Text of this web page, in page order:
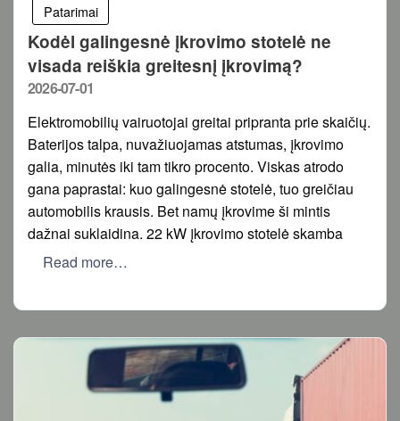
Patarimai
Kodėl galingesnė įkrovimo stotelė ne
visada reiškia greitesnį įkrovimą?
Posted
2026-07-01
Elektromobilių vairuotojai greitai pripranta prie skaičių.
Baterijos talpa, nuvažiuojamas atstumas, įkrovimo
galia, minutės iki tam tikro procento. Viskas atrodo
gana paprastai: kuo galingesnė stotelė, tuo greičiau
automobilis krausis. Bet namų įkrovime ši mintis
dažnai suklaidina. 22 kW įkrovimo stotelė skamba
Read more…